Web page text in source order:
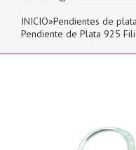
INICIO»Pendientes de
Pendiente de Plata 925